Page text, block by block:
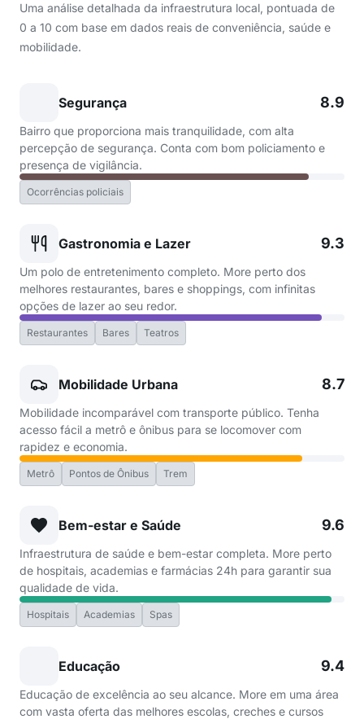
Uma análise detalhada da infraestrutura local, pontuada de
0 a 10 com base em dados reais de conveniência, saúde e
mobilidade.
Segurança 8.9
Bairro que proporciona mais tranquilidade, com alta
percepção de segurança. Conta com bom policiamento e
presença de vigilância.
Ocorrências policiais
Gastronomia e Lazer 9.3
Um polo de entretenimento completo. More perto dos
melhores restaurantes, bares e shoppings, com infinitas
opções de lazer ao seu redor.
Restaurantes Bares Teatros
Mobilidade Urbana 8.7
Mobilidade incomparável com transporte público. Tenha
acesso fácil a metrô e ônibus para se locomover com
rapidez e economia.
Metrô Pontos de Ônibus Trem
Bem-estar e Saúde 9.6
Infraestrutura de saúde e bem-estar completa. More perto
de hospitais, academias e farmácias 24h para garantir sua
qualidade de vida.
Hospitais Academias Spas
Educação 9.4
Educação de excelência ao seu alcance. More em uma área
com vasta oferta das melhores escolas, creches e cursos